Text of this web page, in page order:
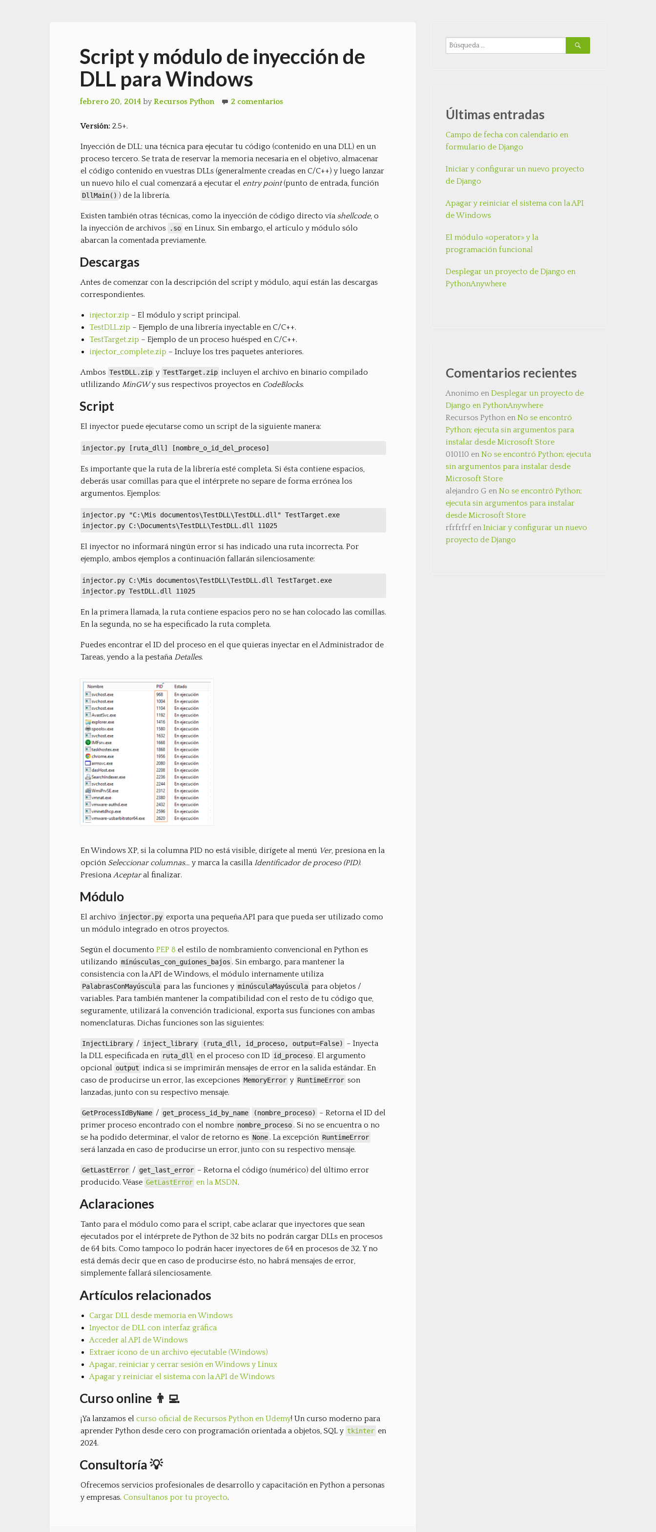
Script y módulo de inyección de
DLL para Windows
febrero 20, 2014 by Recursos Python 2 comentarios
Versión: 2.5+.
Inyección de DLL: una técnica para ejecutar tu código (contenido en una DLL) en un
proceso tercero. Se trata de reservar la memoria necesaria en el objetivo, almacenar
el código contenido en vuestras DLLs (generalmente creadas en C/C++) y luego lanzar
un nuevo hilo el cual comenzará a ejecutar el entry point(punto de entrada, función
DllMain() ) de la librería.
Existen también otras técnicas, como la inyección de código directo vía shellcode, o
la inyección de archivos
.so en Linux. Sin embargo, el artículo y módulo sólo
abarcan la comentada previamente.
Descargas
Antes de comenzar con la descripción del script y módulo, aquí están las descargas
correspondientes.
injector.zip – El módulo y script principal.
TestDLL.zip – Ejemplo de una librería inyectable en C/C++.
TestTarget.zip – Ejemplo de un proceso huésped en C/C++.
injector_complete.zip – Incluye los tres paquetes anteriores.
Ambos TestDLL.zip y TestTarget.zip incluyen el archivo en binario compilado
utlilizando MinGWy sus respectivos proyectos en CodeBlocks.
Script
El inyector puede ejecutarse como un script de la siguiente manera:
injector.py [ruta_dll] [nombre_o_id_del_proceso]
Es importante que la ruta de la librería esté completa. Si ésta contiene espacios,
deberás usar comillas para que el intérprete no separe de forma errónea los
argumentos. Ejemplos:
injector.py "C:\Mis documentos\TestDLL\TestDLL.dll" TestTarget.exe
injector.py C:\Documents\TestDLL\TestDLL.dll 11025
El inyector no informará ningún error si has indicado una ruta incorrecta. Por
ejemplo, ambos ejemplos a continuación fallarán silenciosamente:
injector.py C:\Mis documentos\TestDLL\TestDLL.dll TestTarget.exe
injector.py TestDLL.dll 11025
En la primera llamada, la ruta contiene espacios pero no se han colocado las comillas.
En la segunda, no se ha especificado la ruta completa.
Puedes encontrar el ID del proceso en el que quieras inyectar en el Administrador de
Tareas, yendo a la pestaña Detalles.
En Windows XP, si la columna PID no está visible, dirígete al menú Ver, presiona en la
opción Seleccionar columnas… y marca la casilla Identificador de proceso (PID).
Presiona Aceptaral finalizar.
Módulo
El archivo injector.py exporta una pequeña API para que pueda ser utilizado como
un módulo integrado en otros proyectos.
Según el documento PEP 8 el estilo de nombramiento convencional en Python es
utilizando minúsculas_con_guiones_bajos . Sin embargo, para mantener la
consistencia con la API de Windows, el módulo internamente utiliza
PalabrasConMayúscula para las funciones y minúsculaMayúscula para objetos /
variables. Para también mantener la compatibilidad con el resto de tu código que,
seguramente, utilizará la convención tradicional, exporta sus funciones con ambas
nomenclaturas. Dichas funciones son las siguientes:
InjectLibrary / inject_library (ruta_dll, id_proceso, output=False)
– Inyecta
la DLL especificada en ruta_dll en el proceso con ID id_proceso . El argumento
opcional output indica si se imprimirán mensajes de error en la salida estándar. En
caso de producirse un error, las excepciones MemoryError y RuntimeError son
lanzadas, junto con su respectivo mensaje.
GetProcessIdByName / get_process_id_by_name (nombre_proceso)
– Retorna el ID del
primer proceso encontrado con el nombre nombre_proceso . Si no se encuentra o no
se ha podido determinar, el valor de retorno es None . La excepción RuntimeError
será lanzada en caso de producirse un error, junto con su respectivo mensaje.
GetLastError / get_last_error – Retorna el código (numérico) del último error
producido. Véase GetLastError en la MSDN.
Aclaraciones
Tanto para el módulo como para el script, cabe aclarar que inyectores que sean
ejecutados por el intérprete de Python de 32 bits no podrán cargar DLLs en procesos
de 64 bits. Como tampoco lo podrán hacer inyectores de 64 en procesos de 32. Y no
está demás decir que en caso de producirse ésto, no habrá mensajes de error,
simplemente fallará silenciosamente.
Artículos relacionados
Cargar DLL desde memoria en Windows
Inyector de DLL con interfaz gráfica
Acceder al API de Windows
Extraer ícono de un archivo ejecutable (Windows)
Apagar, reiniciar y cerrar sesión en Windows y Linux
Apagar y reiniciar el sistema con la API de Windows
Curso online 👨‍💻
¡Ya lanzamos el curso oficial de Recursos Python en Udemy! Un curso moderno para
aprender Python desde cero con programación orientada a objetos, SQL y tkinter en
2024.
Consultoría 💡
Ofrecemos servicios profesionales de desarrollo y capacitación en Python a personas
y empresas. Consultanos por tu proyecto.
Últimas entradas
Campo de fecha con calendario en
formulario de Django
Iniciar y configurar un nuevo proyecto
de Django
Apagar y reiniciar el sistema con la API
de Windows
El módulo «operator» y la
programación funcional
Desplegar un proyecto de Django en
PythonAnywhere
Comentarios recientes
Anonimo enDesplegar un proyecto de
Django en PythonAnywhere
Recursos Python enNo se encontró
Python; ejecuta sin argumentos para
instalar desde Microsoft Store
010110 enNo se encontró Python; ejecuta
sin argumentos para instalar desde
Microsoft Store
alejandro G enNo se encontró Python;
ejecuta sin argumentos para instalar
desde Microsoft Store
rfrfrfrf enIniciar y configurar un nuevo
proyecto de Django